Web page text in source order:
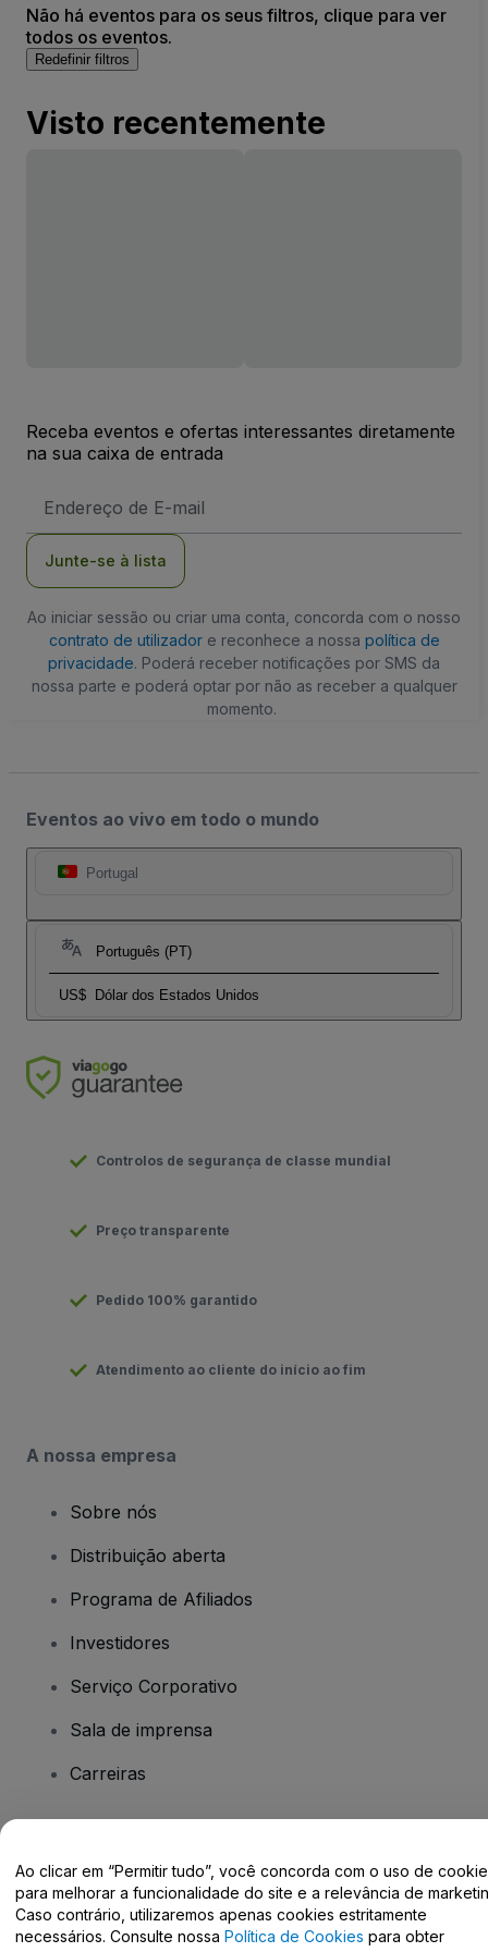
Não há eventos para os seus filtros, clique para ver
todos os eventos.
Redefinir filtros
Visto recentemente
Receba eventos e ofertas interessantes diretamente
na sua caixa de entrada
de
Junte-se à lista
Ao iniciar sessão ou criar uma conta, concorda com o nosso
contrato de utilizadore reconhece a nossa política de
privacidade. Poderá receber notificações por SMS da
nossa parte e poderá optar por não as receber a qualquer
momento.
Eventos ao vivo em todo o mundo
Portugal
Português (PT)
US$ Dólar dos Estados Unidos
Controlos de segurança de classe mundial
Preço transparente
Pedido 100% garantido
Atendimento ao cliente do início ao fim
A nossa empresa
Sobre nós
Distribuição aberta
Programa de Afiliados
Investidores
Serviço Corporativo
Sala de imprensa
Carreiras
Centro de Ajuda / Fale Conosco
Ao clicar em “Permitir tudo”, você concorda com o uso de
para melhorar a funcionalidade do site e a relevância de
Caso contrário, utilizaremos apenas cookies estritamente
necessários. Consulte nossa Política de Cookies para obter